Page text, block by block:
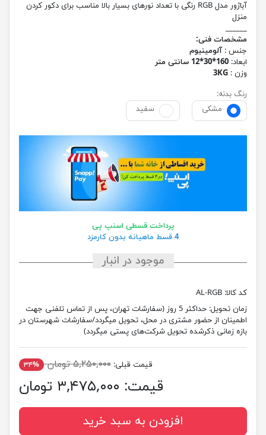
آباژور مدل RGB رنگی با تعداد نورهای بسیار بالا مناسب برای دکور کردن
منزل
______
مشخصات فنی:
جنس :آلومینیوم
ابعاد: 160*30*12 سانتی متر
وزن : 3KG
رنگ بدنه:
مشکی
سفید
پرداخت قسطی اسنپ پی
4 قسط ماهیانه بدون کارمزد
موجود در انبار
کد کالا: AL-RGB
زمان تحویل:
حداکثر 5 روز (سفارشات تهران، پس از تماس تلفنی جهت
اطمینان از حضور مشتری در محل، تحویل میگردد/سفارشات شهرستان در
بازه زمانی ذکرشده تحویل شرکت‌های پستی میگردد)
قیمت قبلی: ۵,۲۵۰,۰۰۰ تومان ۳۴%
قیمت: ۳,۴۷۵,۰۰۰ تومان
افزودن به سبد خرید